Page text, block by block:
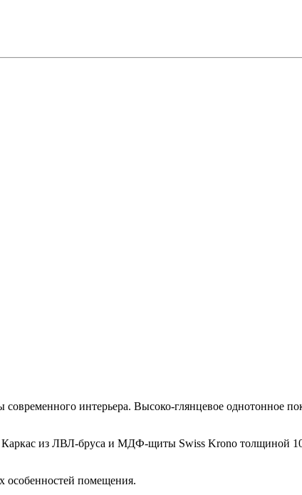
интерьера. Высоко-глянцевое однотонное
Каркас из ЛВЛ-бруса и МДФ-щиты Swiss Krono толщиной
особенностей помещения.